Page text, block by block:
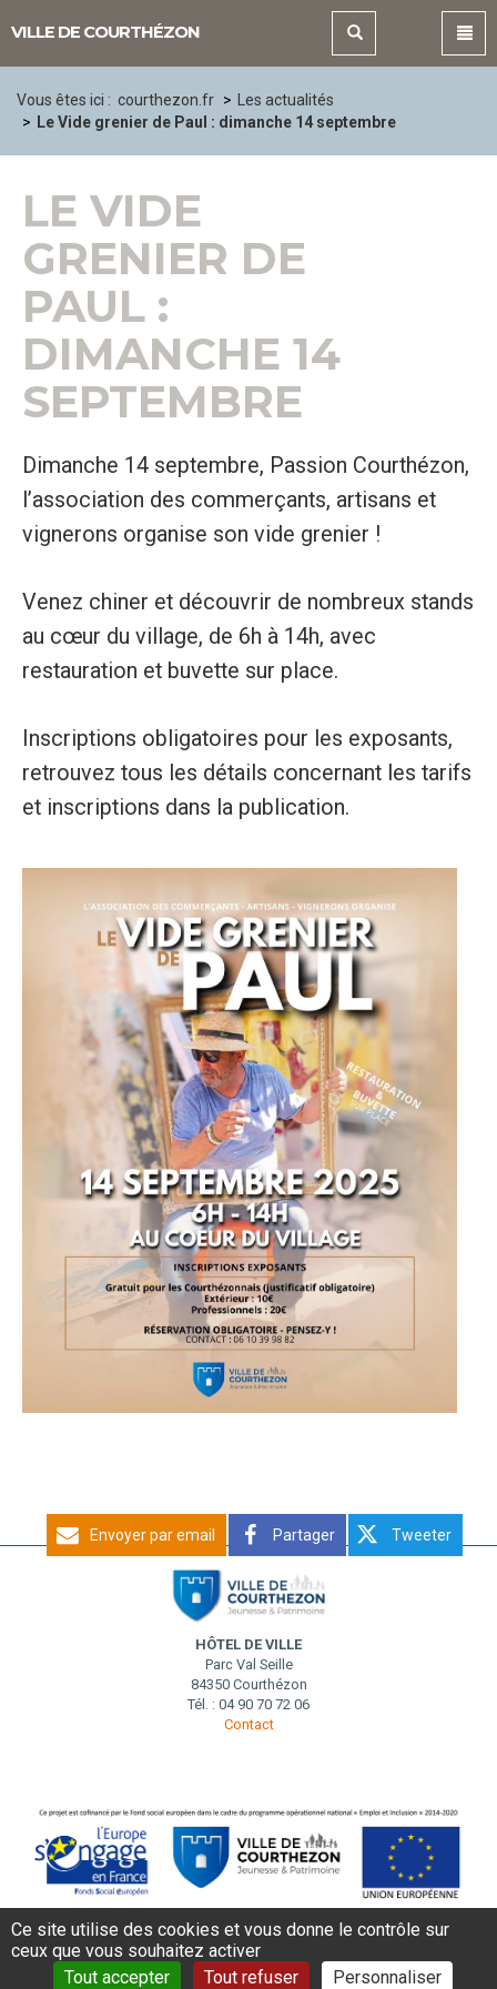
VILLE DE COURTHÉZON
Vous êtes ici : courthezon.fr
Les actualités
Le Vide grenier de Paul : dimanche 14 septembre
LE VIDE
GRENIER DE
PAUL :
DIMANCHE 14
SEPTEMBRE
Dimanche 14 septembre, Passion Courthézon,
l’association des commerçants, artisans et
vignerons organise son vide grenier !
Venez chiner et découvrir de nombreux stands
au cœur du village, de 6h à 14h, avec
restauration et buvette sur place.
Inscriptions obligatoires pour les exposants,
retrouvez tous les détails concernant les tarifs
et inscriptions dans la publication.
Envoyer par email Partager Tweeter
HÔTEL DE VILLE
Parc Val Seille
84350 Courthézon
Tél. : 04 90 70 72 06
Contact
MENTIONS LÉGALES DONNÉES PERSONNELLES
CONTACT
AIDE ET ACCESSIBILITÉ
PLAN DE SITE
Ce site utilise des cookies et vous donne le contrôle sur
ceux que vous souhaitez activer
Tout accepter
Tout refuser Personnaliser